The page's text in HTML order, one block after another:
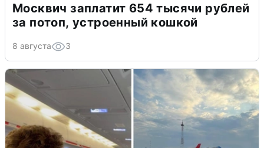
Москвич заплатит 654 тысячи рублей
за потоп, устроенный кошкой
8 августа 3